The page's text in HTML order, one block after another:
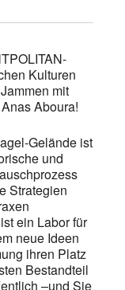
Kulturen
mit
Aboura!
Gelände ist
und
Strategien
ein Labor für
neue Ideen
ihren Platz
Bestandteil
–und Sie